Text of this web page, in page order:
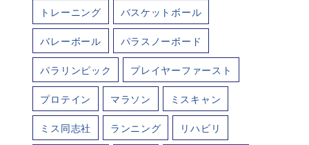
トレーニング バスケットボール
バレーボール パラスノーボード
パラリンピック プレイヤーファースト
プロテイン マラソン ミスキャン
ミス同志社 ランニング リハビリ